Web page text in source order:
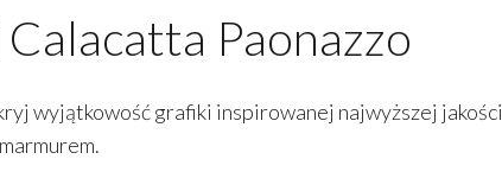
Paonazzo
wyjątkowość grafiki inspirowanej najwyższej jakości
marmurem.